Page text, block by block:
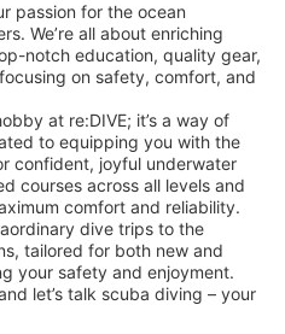
passion for the ocean
We’re all about enriching
notch education, quality gear,
on safety, comfort, and
at re:DIVE; it’s a way of
to equipping you with the
confident, joyful underwater
courses across all levels and
comfort and reliability.
dive trips to the
tailored for both new and
your safety and enjoyment.
let’s talk scuba diving – your